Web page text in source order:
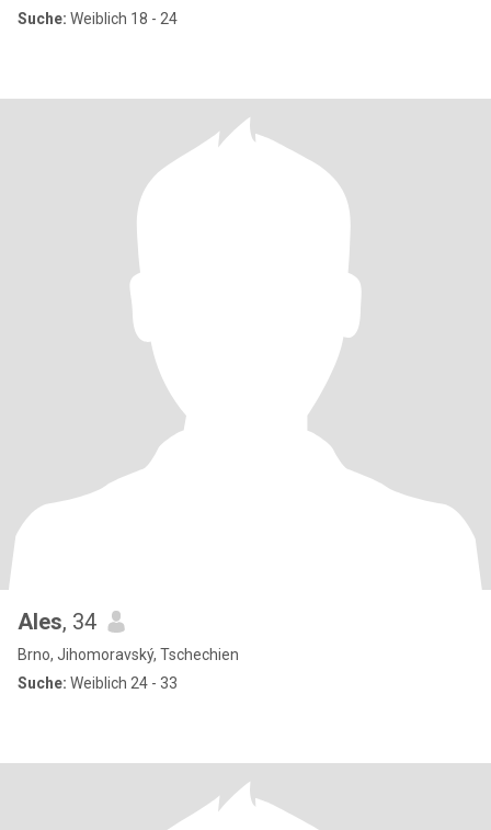
Suche: Weiblich 18 - 24
Ales, 34
Brno, Jihomoravský, Tschechien
Suche: Weiblich 24 - 33